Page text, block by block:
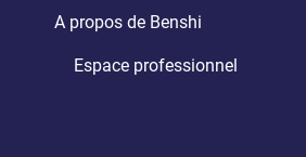
A propos de Benshi
Espace professionnel